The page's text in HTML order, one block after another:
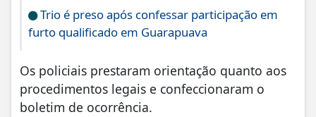
Trio é preso após confessar participação em
furto qualificado em Guarapuava
Os policiais prestaram orientação quanto aos
procedimentos legais e confeccionaram o
boletim de ocorrência.